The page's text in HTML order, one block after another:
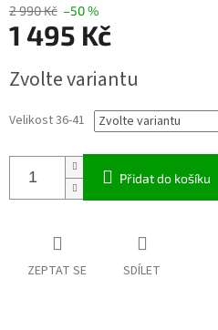
2 990 Kč –50 %
1 495 Kč
cena:
Zvolte variantu
Velikost 36-41
Přidat do košíku
ZEPTAT SE SDÍLET